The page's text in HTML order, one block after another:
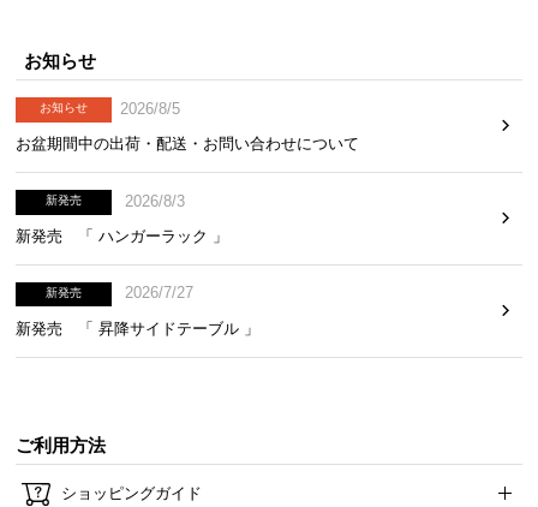
お知らせ
お知らせ
2026/8/5
お盆期間中の出荷・配送・お問い合わせについて
新発売
2026/8/3
新発売 「 ハンガーラック 」
新発売
2026/7/27
新発売 「 昇降サイドテーブル 」
ご利用方法
ショッピングガイド